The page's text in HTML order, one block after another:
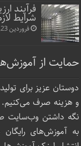
فرآیند
شرایط
فروردین 23, 1400
حمایت از
دوستان عزیز برای
و هزینه صرف می‌کنیم.
نگه داشتن وب‌سایت
به آموزش‌های